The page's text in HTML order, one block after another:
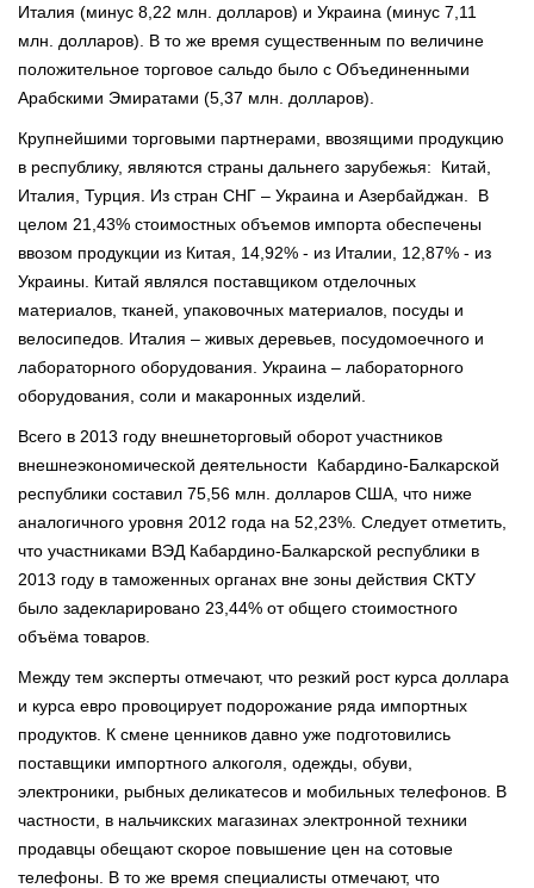
Италия (минус 8,22 млн. долларов) и Украина (минус 7,11
млн. долларов). В то же время существенным по величине
положительное торговое сальдо было с Объединенными
Арабскими Эмиратами (5,37 млн. долларов).
Крупнейшими торговыми партнерами, ввозящими продукцию
в республику, являются страны дальнего зарубежья: Китай,
Италия, Турция. Из стран СНГ – Украина и Азербайджан. В
целом 21,43% стоимостных объемов импорта обеспечены
ввозом продукции из Китая, 14,92% - из Италии, 12,87% - из
Украины. Китай являлся поставщиком отделочных
материалов, тканей, упаковочных материалов, посуды и
велосипедов. Италия – живых деревьев, посудомоечного и
лабораторного оборудования. Украина – лабораторного
оборудования, соли и макаронных изделий.
Всего в 2013 году внешнеторговый оборот участников
внешнеэкономической деятельности Кабардино-Балкарской
республики составил 75,56 млн. долларов США, что ниже
аналогичного уровня 2012 года на 52,23%. Следует отметить,
что участниками ВЭД Кабардино-Балкарской республики в
2013 году в таможенных органах вне зоны действия СКТУ
было задекларировано 23,44% от общего стоимостного
объёма товаров.
Между тем эксперты отмечают, что резкий рост курса доллара
и курса евро провоцирует подорожание ряда импортных
продуктов. К смене ценников давно уже подготовились
поставщики импортного алкоголя, одежды, обуви,
электроники, рыбных деликатесов и мобильных телефонов. В
частности, в нальчикских магазинах электронной техники
продавцы обещают скорое повышение цен на сотовые
телефоны. В то же время специалисты отмечают, что